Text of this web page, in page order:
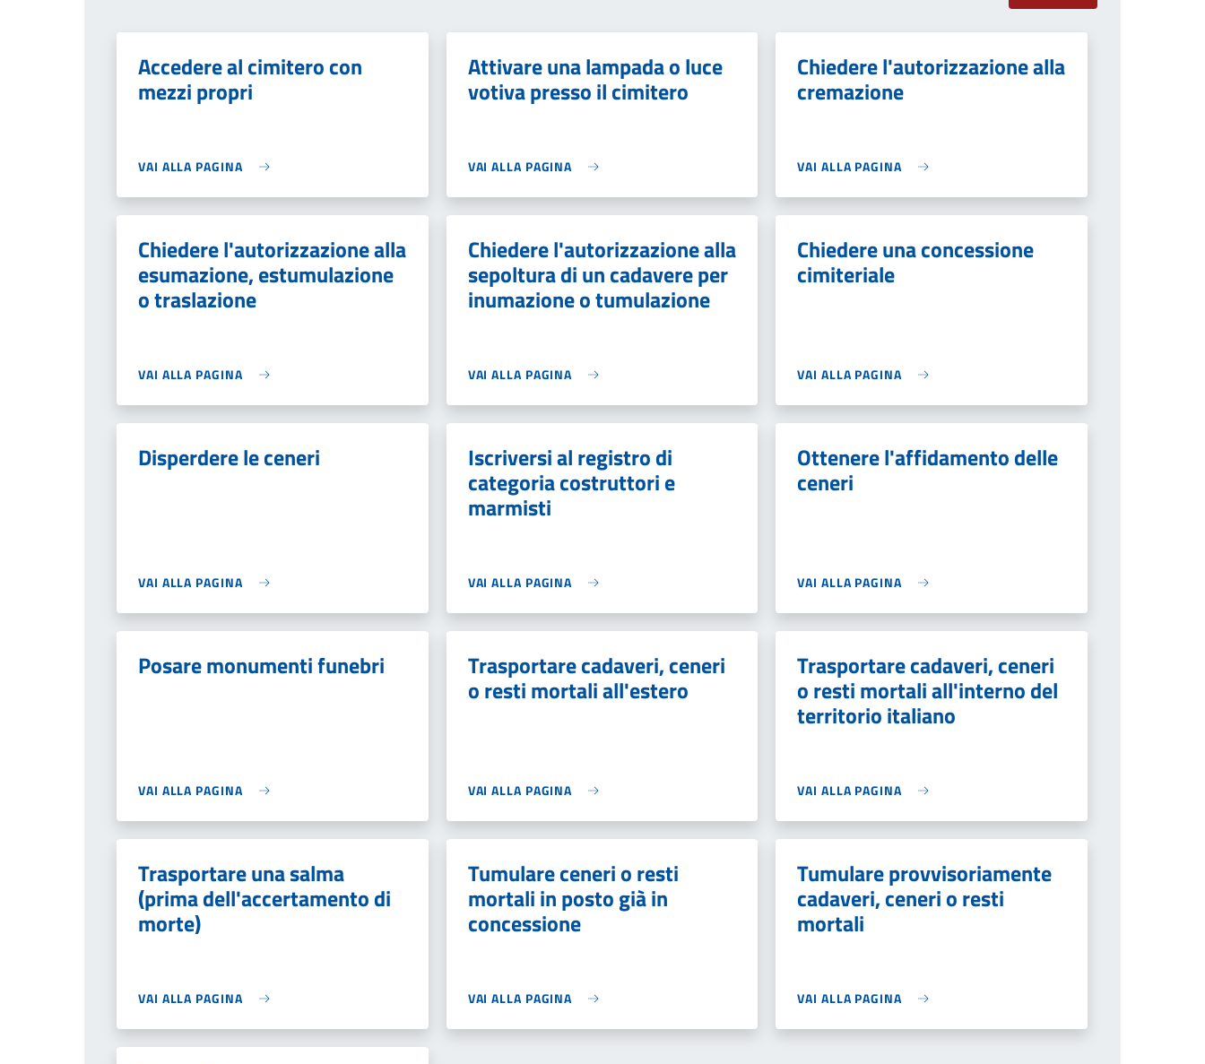
Accedere al cimitero con
mezzi propri
VAI ALLA PAGINA
Attivare una lampada o luce
votiva presso il cimitero
VAI ALLA PAGINA
Chiedere l'autorizzazione alla
cremazione
VAI ALLA PAGINA
Chiedere l'autorizzazione alla
esumazione, estumulazione
o traslazione
VAI ALLA PAGINA
Chiedere l'autorizzazione alla
sepoltura di un cadavere per
inumazione o tumulazione
VAI ALLA PAGINA
Chiedere una concessione
cimiteriale
VAI ALLA PAGINA
Disperdere le ceneri
VAI ALLA PAGINA
Iscriversi al registro di
categoria costruttori e
marmisti
VAI ALLA PAGINA
Ottenere l'affidamento delle
ceneri
VAI ALLA PAGINA
Posare monumenti funebri
VAI ALLA PAGINA
Trasportare cadaveri, ceneri
o resti mortali all'estero
VAI ALLA PAGINA
Trasportare cadaveri, ceneri
o resti mortali all'interno del
territorio italiano
VAI ALLA PAGINA
Trasportare una salma
(prima dell'accertamento di
morte)
VAI ALLA PAGINA
Tumulare ceneri o resti
mortali in posto già in
concessione
VAI ALLA PAGINA
Tumulare provvisoriamente
cadaveri, ceneri o resti
mortali
VAI ALLA PAGINA